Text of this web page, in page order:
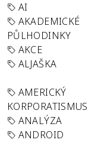
AI
AKADEMICKÉ
PŮLHODINKY
AKCE
ALJAŠKA
AMERICKÝ
KORPORATISMUS
ANALÝZA
ANDROID